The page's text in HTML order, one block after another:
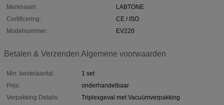
Merknaam:
LABTONE
Certificering:
CE / ISO
Modelnummer:
EV220
Betalen & Verzenden Algemene voorwaarden
Min. bestelaantal:
1 set
Prijs:
onderhandelbaar
Verpakking Details:
Triplexgeval met Vacuümverpakking